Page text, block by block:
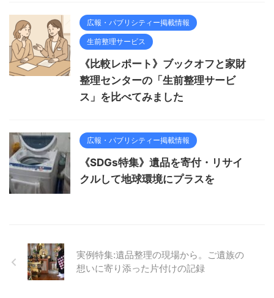
広報・パブリシティー掲載情報
生前整理サービス
《比較レポート》ブックオフと家財
整理センターの「生前整理サービ
ス」を比べてみました
広報・パブリシティー掲載情報
《SDGs特集》遺品を寄付・リサイ
クルして地球環境にプラスを
実例特集:遺品整理の現場から。ご遺族の
想いに寄り添った片付けの記録